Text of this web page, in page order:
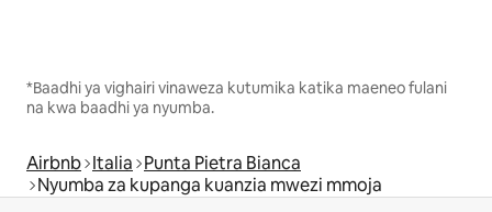
*Baadhi ya vighairi vinaweza kutumika katika maeneo fulani
na kwa baadhi ya nyumba.
Airbnb Italia Punta Pietra Bianca
Nyumba za kupanga kuanzia mwezi mmoja